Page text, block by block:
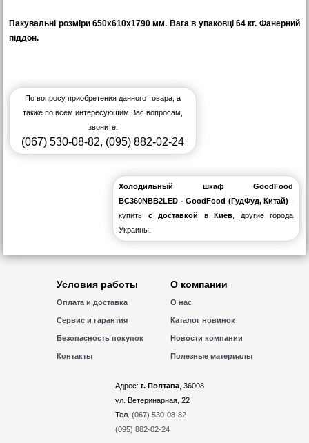
Пакувальні розміри 650х610х1790 мм. Вага в упаковці 64 кг. Фанерний
піддон.
По вопросу приобретения данного товара, а
также по всем интересующим Вас вопросам,
звоните:
(067) 530-08-82, (095) 882-02-24
Холодильный шкаф GoodFood
BC360NBB2LED - GoodFood (ГудФуд, Китай)-
купить с доставкой вКиев , другие города
Украины.
Условия работы
Оплата и доставка
Сервис и гарантия
Безопасность покупок
Контакты
О компании
О нас
Каталог новинок
Новости компании
Полезные материалы
Адрес: г. Полтава, 36008
ул. Ветеринарная, 22
Тел. (067) 530-08-82
(095) 882-02-24